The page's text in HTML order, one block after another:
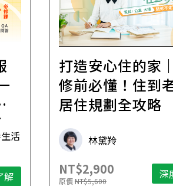
活
解
打造安心住的家
修前必懂！住到
居住規劃全攻略
林黛羚
NT$2,900
原價NT$5,600 深